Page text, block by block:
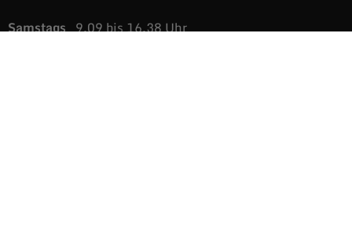
Samstags9.09 bis 16.38 Uhr